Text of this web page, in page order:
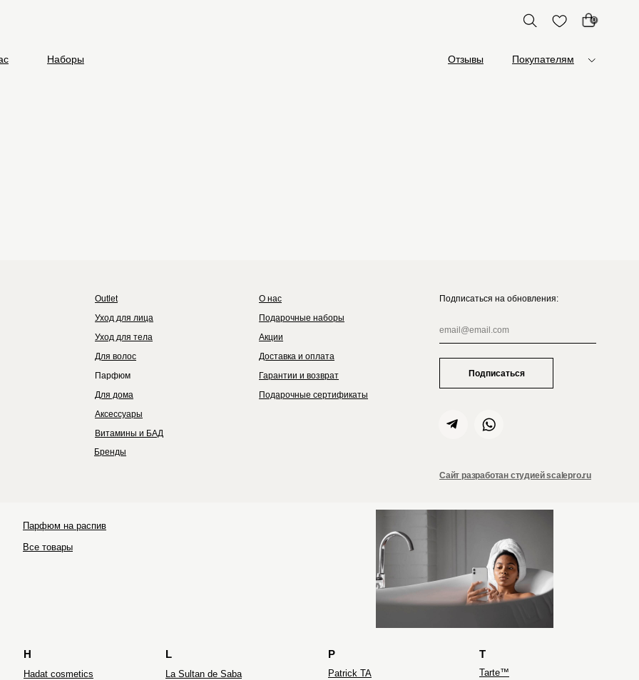
Отзывы Покупателям
0
Наборы
Outlet
Уход для лица
Уход для тела
Для волос
Парфюм
Сайт разработан студией scalepro.ru
Для дома
Аксессуары
Витамины и БАД
О нас
Бренды
Подарочные наборы
Акции
Доставка и оплата
Гарантии и возврат
Подарочные сертификаты
Подписаться на обновления:
Подписаться
Парфюм на распив
Все товары
ZIELINSKI&ROZEN
Tarte™
Hadat cosmetics La Sultan de Saba Patrick TA
H L P T